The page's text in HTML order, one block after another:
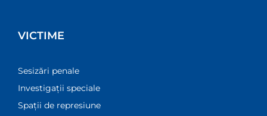
VICTIME
Sesizări penale
Investigații speciale
Spații de represiune